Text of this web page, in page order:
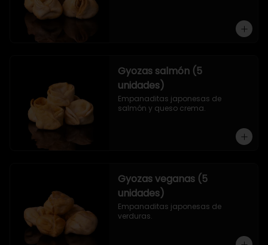
Gyozas salmón (5
unidades)
Empanaditas japonesas de
salmón y queso crema.
Gyozas veganas (5
unidades)
Empanaditas japonesas de
verduras.